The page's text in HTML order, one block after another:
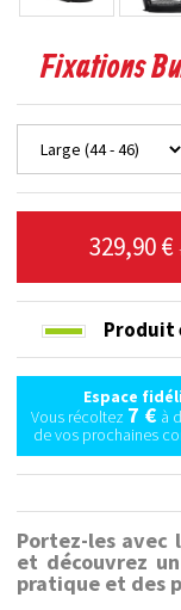
Fixations
329,90 €
Produit
Espace
Vous récoltez 7 €à
de vos prochaines
Portez-les avec
et découvrez
pratique et des